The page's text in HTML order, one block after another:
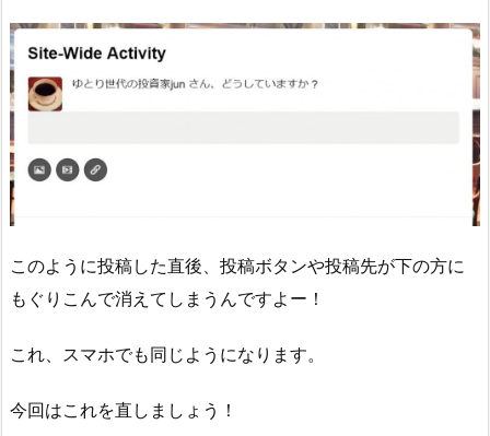
このように投稿した直後、投稿ボタンや投稿先が下の方に
もぐりこんで消えてしまうんですよー！
これ、スマホでも同じようになります。
今回はこれを直しましょう！